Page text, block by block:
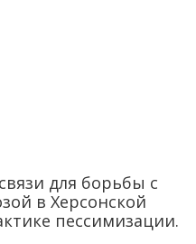
для борьбы с
в Херсонской
пессимизации.